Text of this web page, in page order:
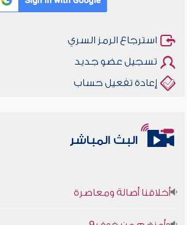
استرجاع الرمز السري
تسجيل عضو جديد
إعادة تفعيل حساب
البث المباشر
أخلاقنا أصالة ومعاصرة
وأمنهم من خوف 9